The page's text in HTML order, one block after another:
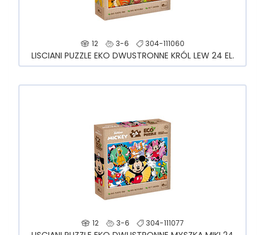
12 3-6 304-111060
LISCIANI PUZZLE EKO DWUSTRONNE KRÓL LEW 24 EL.
12 3-6 304-111077